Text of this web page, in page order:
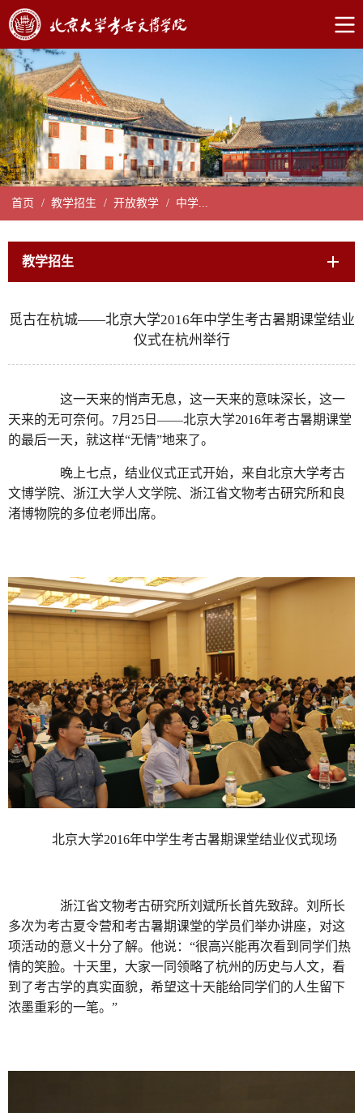
首页 / 教学招生 / 开放教学 / 中学...
教学招生
觅古在杭城——北京大学2016年中学生考古暑期课堂结业
仪式在杭州举行
这一天来的悄声无息，这一天来的意味深长，这一
天来的无可奈何。7月25日——北京大学2016年考古暑期课堂
的最后一天，就这样“无情”地来了。
晚上七点，结业仪式正式开始，来自北京大学考古
文博学院、浙江大学人文学院、浙江省文物考古研究所和良
渚博物院的多位老师出席。
北京大学2016年中学生考古暑期课堂结业仪式现场
浙江省文物考古研究所刘斌所长首先致辞。刘所长
多次为考古夏令营和考古暑期课堂的学员们举办讲座，对这
项活动的意义十分了解。他说：“很高兴能再次看到同学们热
情的笑脸。十天里，大家一同领略了杭州的历史与人文，看
到了考古学的真实面貌，希望这十天能给同学们的人生留下
浓墨重彩的一笔。”